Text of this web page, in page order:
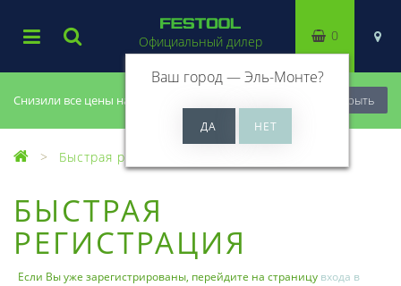
Снизили все цены на 20%, успей купить! Закрыть
Официальный дилер
Ваш город —Эль-Монте?
0
Быстрая регистрация
БЫСТРАЯ
РЕГИСТРАЦИЯ
Если Вы уже зарегистрированы, перейдите на страницу входа в